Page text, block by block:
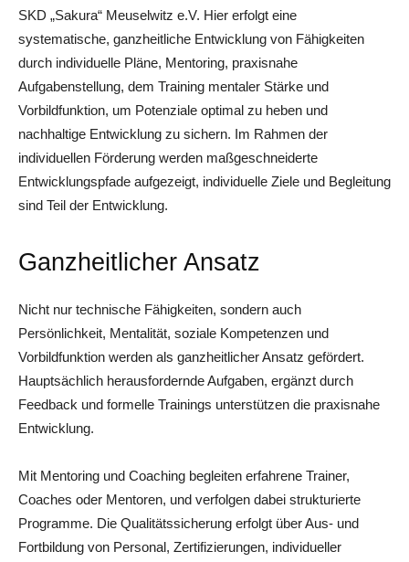
SKD „Sakura“ Meuselwitz e.V. Hier erfolgt eine
systematische, ganzheitliche Entwicklung von Fähigkeiten
durch individuelle Pläne, Mentoring, praxisnahe
Aufgabenstellung, dem Training mentaler Stärke und
Vorbildfunktion, um Potenziale optimal zu heben und
nachhaltige Entwicklung zu sichern. Im Rahmen der
individuellen Förderung werden maßgeschneiderte
Entwicklungspfade aufgezeigt, individuelle Ziele und Begleitung
sind Teil der Entwicklung.
Ganzheitlicher Ansatz
Nicht nur technische Fähigkeiten, sondern auch
Persönlichkeit, Mentalität, soziale Kompetenzen und
Vorbildfunktion werden als ganzheitlicher Ansatz gefördert.
Hauptsächlich herausfordernde Aufgaben, ergänzt durch
Feedback und formelle Trainings unterstützen die praxisnahe
Entwicklung.
Mit Mentoring und Coaching begleiten erfahrene Trainer,
Coaches oder Mentoren, und verfolgen dabei strukturierte
Programme. Die Qualitätssicherung erfolgt über Aus- und
Fortbildung von Personal, Zertifizierungen, individueller